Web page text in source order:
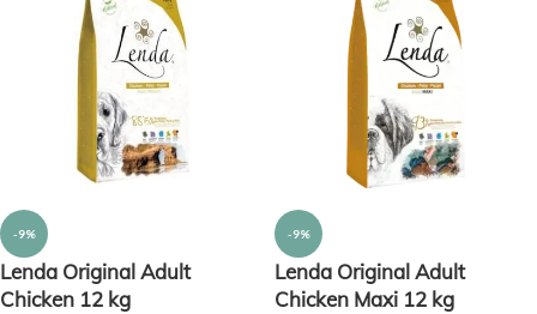
-9%
Lenda Original Adult
Chicken 12 kg
-9%
Lenda Original Adult
Chicken Maxi 12 kg